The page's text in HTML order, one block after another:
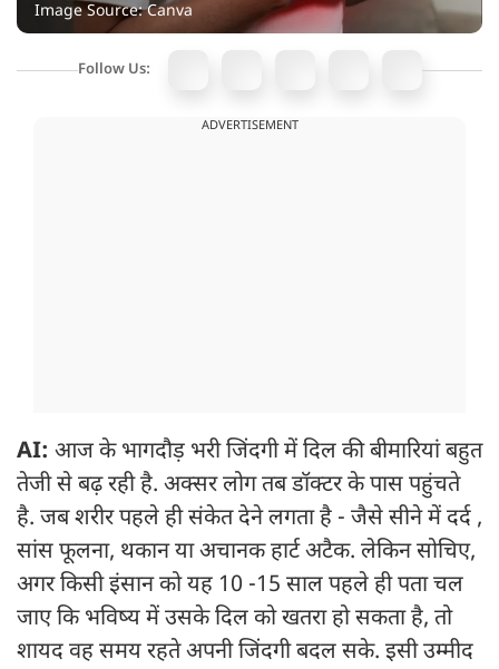
Image Source: Canva
Follow Us:
ADVERTISEMENT
AI: आज के भागदौड़ भरी जिंदगी में दिल की बीमारियां बहुत
तेजी से बढ़ रही है. अक्सर लोग तब डॉक्टर के पास पहुंचते
है. जब शरीर पहले ही संकेत देने लगता है - जैसे सीने में दर्द ,
सांस फूलना, थकान या अचानक हार्ट अटैक. लेकिन सोचिए,
अगर किसी इंसान को यह 10 -15 साल पहले ही पता चल
जाए कि भविष्य में उसके दिल को खतरा हो सकता है, तो
शायद वह समय रहते अपनी जिंदगी बदल सके. इसी उम्मीद